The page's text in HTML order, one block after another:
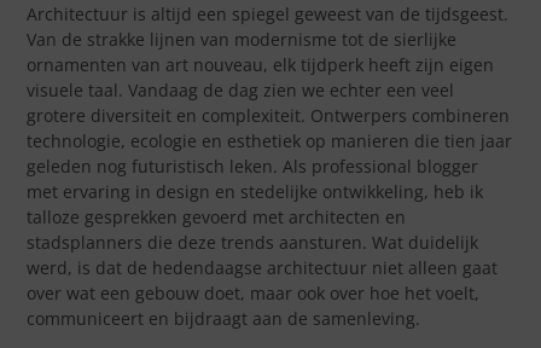
Architectuur is altijd een spiegel geweest van de tijdsgeest.
Van de strakke lijnen van modernisme tot de sierlijke
ornamenten van art nouveau, elk tijdperk heeft zijn eigen
visuele taal. Vandaag de dag zien we echter een veel
grotere diversiteit en complexiteit. Ontwerpers combineren
technologie, ecologie en esthetiek op manieren die tien jaar
geleden nog futuristisch leken. Als professional blogger
met ervaring in design en stedelijke ontwikkeling, heb ik
talloze gesprekken gevoerd met architecten en
stadsplanners die deze trends aansturen. Wat duidelijk
werd, is dat de hedendaagse architectuur niet alleen gaat
over wat een gebouw doet, maar ook over hoe het voelt,
communiceert en bijdraagt aan de samenleving.